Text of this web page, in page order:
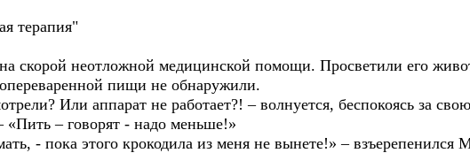
скорой неотложной медицинской помощи. Просветили его
пищи не обнаружили.
Или аппарат не работает?! – волнуется, беспокоясь за
«Пить – говорят - надо меньше!»
- пока этого крокодила из меня не вынете!» – взъерепенился